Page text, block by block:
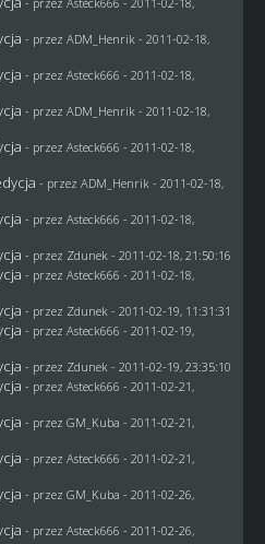
- przez ADM_Henrik- 2011-02-18,
- przez Asteck666 - 2011-02-18,
- przez ADM_Henrik- 2011-02-18,
- przez Asteck666 - 2011-02-18,
- przez ADM_Henrik- 2011-02-18,
- przez Asteck666 - 2011-02-18,
- przez Zdunek- 2011-02-18, 21:50:16
- przez Asteck666 - 2011-02-18,
- przez Zdunek- 2011-02-19, 11:31:31
- przez Asteck666 - 2011-02-19,
- przez Zdunek- 2011-02-19, 23:35:10
- przez Asteck666 - 2011-02-21,
- przez GM_Kuba - 2011-02-21,
- przez Asteck666 - 2011-02-21,
- przez GM_Kuba - 2011-02-26,
- przez Asteck666 - 2011-02-26,